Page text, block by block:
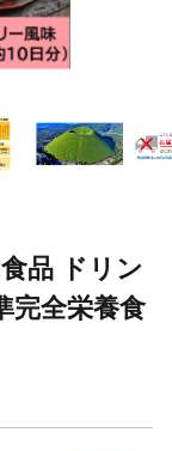
品 ドリン
完全栄養食